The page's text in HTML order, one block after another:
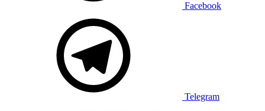
Facebook
Telegram